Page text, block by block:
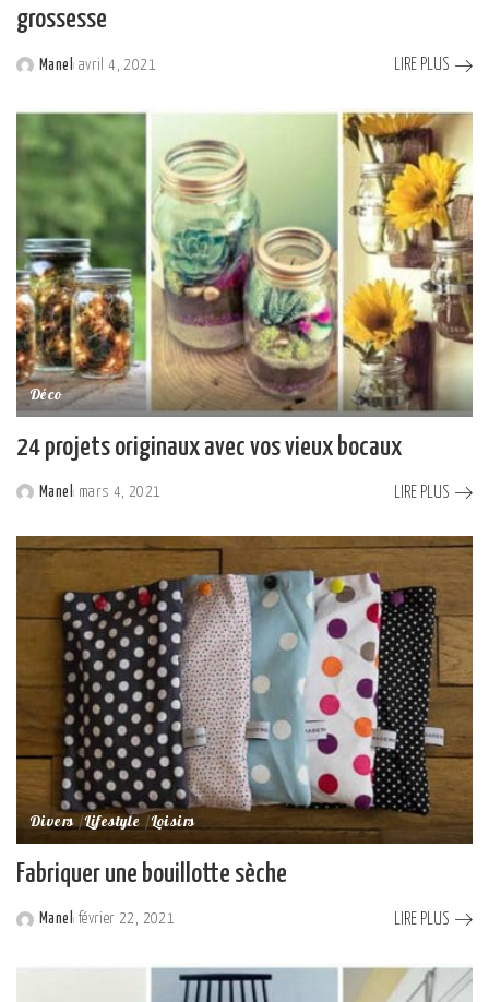
grossesse
Posted
Manel avril 4, 2021 LIRE PLUS
Déco
24 projets originaux avec vos vieux bocaux
Manel mars 4, 2021 LIRE PLUS
Divers Lifestyle Loisirs
Fabriquer une bouillotte sèche
Posted
Manel février 22, 2021 LIRE PLUS